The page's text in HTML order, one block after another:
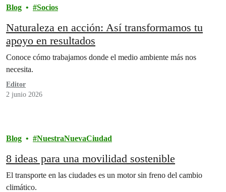
Blog Socios
Naturaleza en acción: Así transformamos tu
apoyo en resultados
Conoce cómo trabajamos donde el medio ambiente más nos
necesita.
Editor
2 junio 2026
Blog NuestraNuevaCiudad
8 ideas para una movilidad sostenible
El transporte en las ciudades es un motor sin freno del cambio
climático.